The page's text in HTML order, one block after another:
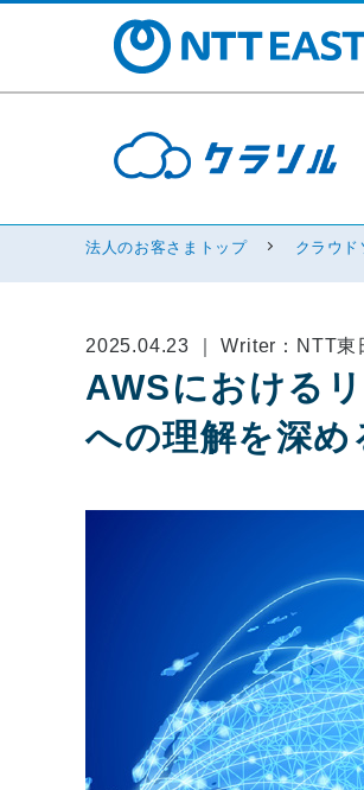
法人のお客さまトップ クラウド
2025.04.23 ｜ Writer：NTT
AWSにおける
への理解を深め